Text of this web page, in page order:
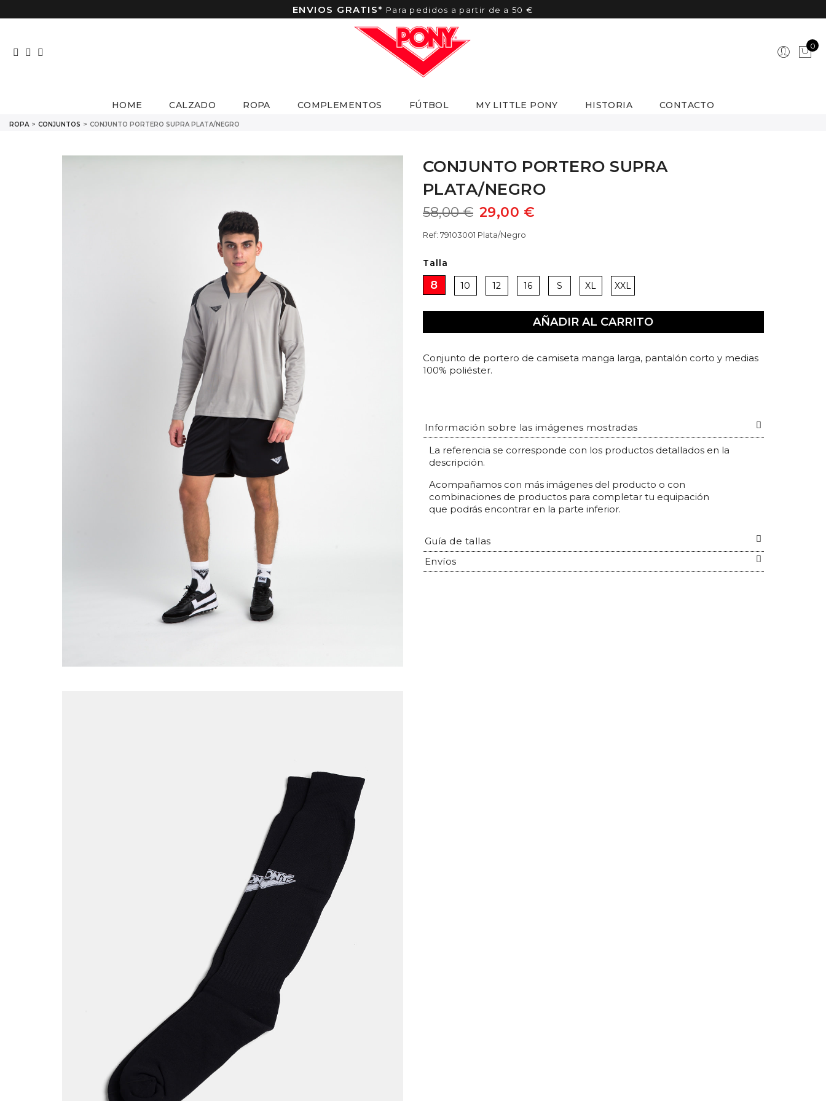
ENVIOS GRATIS* Para pedidos a partir de a 50 €
Facebook
Pinterest
Instagram
Iniciar
Sesión
0
HOME CALZADO ROPA COMPLEMENTOS FÚTBOL MY LITTLE PONY HISTORIA CONTACTO
INICIO
ROPA CONJUNTOS CONJUNTO PORTERO SUPRA PLATA/NEGRO
CONJUNTO PORTERO SUPRA
PLATA/NEGRO
58,00 € 29,00 €
Ref: 79103001 Plata/Negro
Talla
8 1010 1212 1616 S XL
XL XXL
XXL
AÑADIR AL CARRITO
Conjunto de portero de camiseta manga larga, pantalón corto y medias
100% poliéster.
Información sobre las imágenes mostradas
La referencia se corresponde con los productos detallados en la
descripción.
Acompañamos con más imágenes del producto o con
combinaciones de productos para completar tu equipación
que podrás encontrar en la parte inferior.
Guía de tallas
Envíos